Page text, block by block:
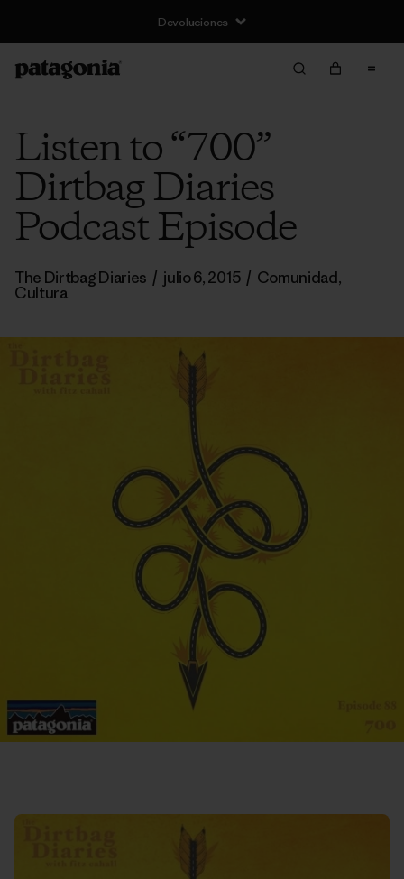
Devoluciones
Listen to “700”
Dirtbag Diaries
Podcast Episode
The Dirtbag Diaries / julio 6, 2015 / Comunidad,
Cultura